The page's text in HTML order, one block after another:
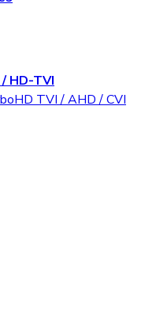
HD-TVI
TVI / AHD / CVI